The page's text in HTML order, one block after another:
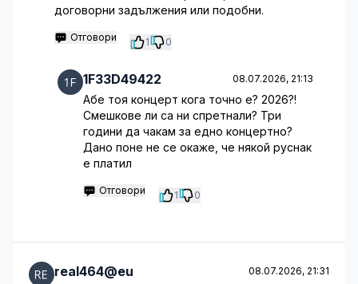
договорни задължения или подобни.
Отговори 1 0
1F33D49422 08.07.2026, 21:13
Абе тоя концерт кога точно е? 2026?!
Смешкове ли са ни спретнали? Три
години да чакам за едно концертно?
Дано поне не се окаже, че някой руснак
е платил
Отговори 1 0
real464@eu 08.07.2026, 21:31